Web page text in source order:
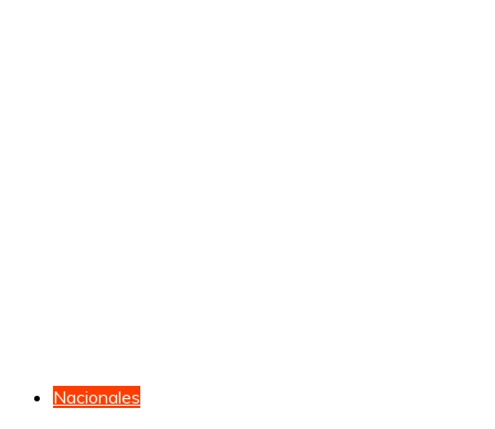
Nacionales